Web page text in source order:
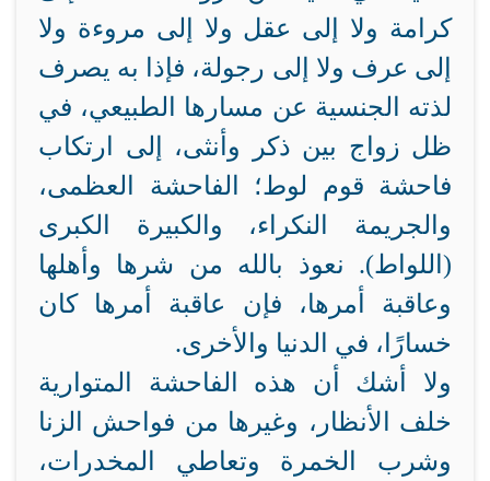
كرامة ولا إلى عقل ولا إلى مروءة ولا
إلى عرف ولا إلى رجولة، فإذا به يصرف
لذته الجنسية عن مسارها الطبيعي، في
ظل زواج بين ذكر وأنثى، إلى ارتكاب
فاحشة قوم لوط؛ الفاحشة العظمى،
والجريمة النكراء، والكبيرة الكبرى
(اللواط). نعوذ بالله من شرها وأهلها
وعاقبة أمرها، فإن عاقبة أمرها كان
خسارًا، في الدنيا والأخرى.
ولا أشك أن هذه الفاحشة المتوارية
خلف الأنظار، وغيرها من فواحش الزنا
وشرب الخمرة وتعاطي المخدرات،